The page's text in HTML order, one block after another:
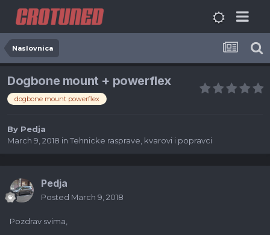
Naslovnica
Dogbone mount + powerflex
dogbone mount powerflex
By Pedja
March 9, 2018 in Tehnicke rasprave, kvarovi i popravci
Pedja
Posted March 9, 2018
Pozdrav svima,